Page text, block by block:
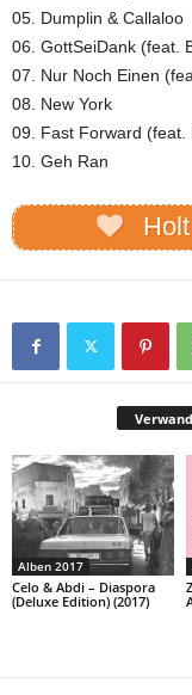
05. Dumplin & Callaloo
06. GottSeiDank (feat.
07. Nur Noch Einen
08. New York
09. Fast Forward (feat.
10. Geh Ran
Alben 2017
Celo & Abdi – Diaspora
(Deluxe Edition) (2017)